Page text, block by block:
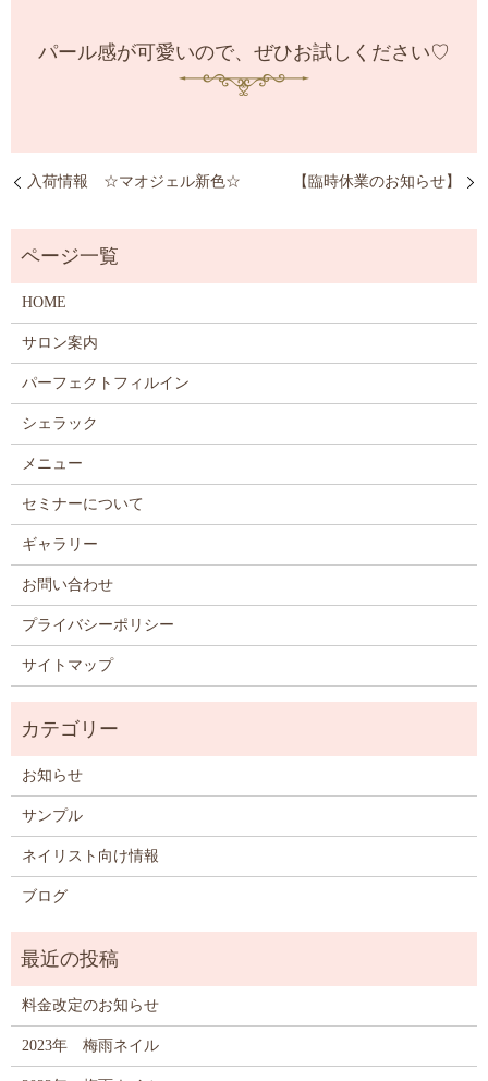
パール感が可愛いので、ぜひお試しください♡
入荷情報 ☆マオジェル新色☆ 【臨時休業のお知らせ】
HOME
サロン案内
パーフェクトフィルイン
シェラック
メニュー
セミナーについて
ギャラリー
お問い合わせ
プライバシーポリシー
サイトマップ
お知らせ
サンプル
ネイリスト向け情報
ブログ
料金改定のお知らせ
2023年 梅雨ネイル